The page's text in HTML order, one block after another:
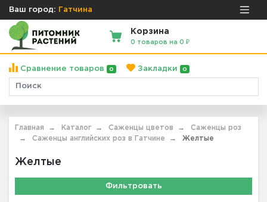
Ваш город: Гатчина
Корзина
0 товаров на 0 ₽
Сравнение товаров 0 Закладки 0
Главная Каталог Саженцы цветов
Саженцы роз
Саженцы английских роз в Гатчине
Желтые
Желтые
Фильтровать